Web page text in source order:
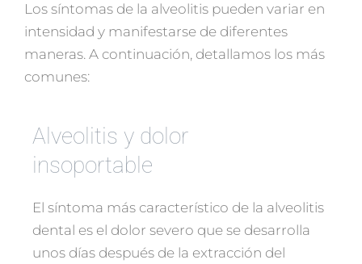
Los síntomas de la alveolitis pueden variar en
intensidad y manifestarse de diferentes
maneras. A continuación, detallamos los más
comunes:
Alveolitis y dolor
insoportable
El síntoma más característico de la alveolitis
dental es el dolor severo que se desarrolla
unos días después de la extracción del